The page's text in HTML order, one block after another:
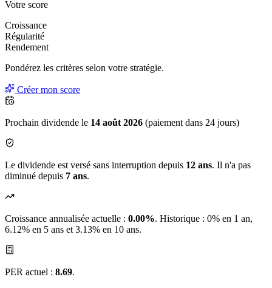
Votre score
Croissance
Régularité
Rendement
Pondérez les critères selon votre stratégie.
Créer mon score
Prochain dividende le 14 août 2026 (paiement dans 24 jours)
Le dividende est versé sans interruption depuis 12 ans. Il n'a pas
diminué depuis 7 ans.
Croissance annualisée actuelle : 0.00%. Historique : 0% en 1 an,
6.12% en 5 ans et 3.13% en 10 ans.
PER actuel : 8.69.